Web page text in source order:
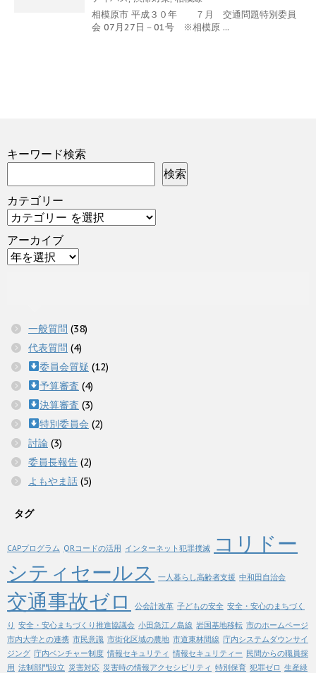
相模原市 平成３０年 ７月 交通問題特別委員
会 07月27日－01号 ※相模原 ...
キーワード検索
検索
カテゴリー
アーカイブ
一般質問 (38)
代表質問 (4)
委員会質疑 (12)
予算審査 (4)
決算審査 (3)
特別委員会 (2)
討論 (3)
委員長報告 (2)
よもやま話 (5)
タグ
CAPプログラム QRコードの活用 インターネット犯罪撲滅
コリドー
シティセールス
一人暮らし高齢者支援 中和田自治会
交通事故ゼロ 公会計改革 子どもの安全 安全・安心のまちづく
り 安全・安心まちづくり推進協議会 小田急江ノ島線 岩国基地移転 市のホームページ
市内大学との連携 市民意識 市街化区域の農地 市道東林間線 庁内システムダウンサイ
ジング 庁内ベンチャー制度 情報セキュリティ 情報セキュリティー 民間からの職員採
用 法制部門設立 災害対応 災害時の情報アクセシビリティ 特別保育 犯罪ゼロ 生産緑